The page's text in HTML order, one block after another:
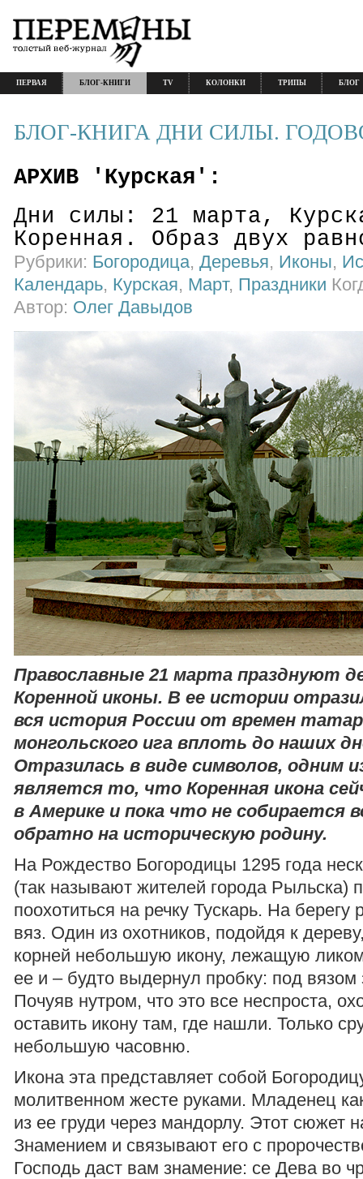
ПЕРВАЯ БЛОГ-КНИГИ TV КОЛОНКИ ТРИПЫ БЛОГ
БЛОГ-КНИГА ДНИ СИЛЫ.
АРХИВ 'Курская':
Дни силы: 21 марта,
Коренная. Образ двух
Рубрики: Богородица, Деревья, Иконы,
Календарь, Курская, Март, Праздники
Автор: Олег Давыдов
Православные 21 марта празднуют
Коренной иконы. В ее истории
вся история России от времен
монгольского ига вплоть до наших
Отразилась в виде символов, одним
является то, что Коренная икона
в Америке и пока что не собирается
обратно на историческую родину.
На Рождество Богородицы 1295 года
(так называют жителей города Рыльска)
поохотиться на речку Тускарь. На берегу
вяз. Один из охотников, подойдя к
корней небольшую икону, лежащую
ее и – будто выдернул пробку: под вязом
Почуяв нутром, что это все неспроста,
оставить икону там, где нашли. Только
небольшую часовню.
Икона эта представляет собой
молитвенном жесте руками. Младенец
из ее груди через мандорлу. Этот сюжет
Знамением и связывают его с
Господь даст вам знамение: се Дева во